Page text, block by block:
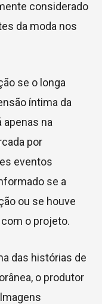
considerado
da moda nos
se o longa
íntima da
apenas na
por
eventos
se a
ou se houve
o projeto.
das histórias de
o produtor